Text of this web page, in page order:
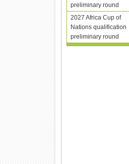
preliminary round
2027 Africa Cup of
Nations qualification
preliminary round